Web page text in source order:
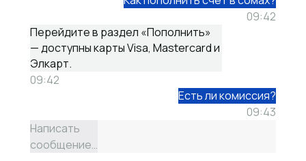
09:42
Перейдите в раздел «Пополнить»
— доступны карты Visa, Mastercard и
Элкарт.
09:42
Есть ли комиссия?
09:43
Написать
сообщение…